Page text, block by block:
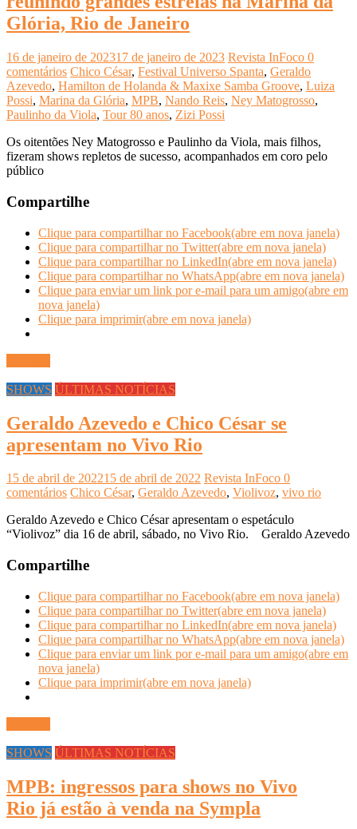
Glória, Rio de Janeiro
16 de janeiro de 202317 de janeiro de 2023 Revista InFoco 0
comentários Chico César, Festival Universo Spanta, Geraldo
Azevedo, Hamilton de Holanda & Maxixe Samba Groove, Luiza
Possi, Marina da Glória, MPB, Nando Reis, Ney Matogrosso,
Paulinho da Viola, Tour 80 anos, Zizi Possi
Os oitentões Ney Matogrosso e Paulinho da Viola, mais filhos,
fizeram shows repletos de sucesso, acompanhados em coro pelo
público
Compartilhe
Clique para compartilhar no Facebook(abre em nova janela)
Clique para compartilhar no Twitter(abre em nova janela)
Clique para compartilhar no LinkedIn(abre em nova janela)
Clique para compartilhar no WhatsApp(abre em nova janela)
Clique para enviar um link por e-mail para um amigo(abre em
nova janela)
Clique para imprimir(abre em nova janela)
SHOWS ÚLTIMAS NOTÍCIAS
Geraldo Azevedo e Chico César se
apresentam no Vivo Rio
15 de abril de 202215 de abril de 2022 Revista InFoco 0
comentários Chico César, Geraldo Azevedo, Violivoz, vivo rio
Geraldo Azevedo e Chico César apresentam o espetáculo
“Violivoz” dia 16 de abril, sábado, no Vivo Rio. Geraldo Azevedo
Compartilhe
Clique para compartilhar no Facebook(abre em nova janela)
Clique para compartilhar no Twitter(abre em nova janela)
Clique para compartilhar no LinkedIn(abre em nova janela)
Clique para compartilhar no WhatsApp(abre em nova janela)
Clique para enviar um link por e-mail para um amigo(abre em
nova janela)
Clique para imprimir(abre em nova janela)
SHOWS ÚLTIMAS NOTÍCIAS
MPB: ingressos para shows no Vivo
Rio já estão à venda na Sympla